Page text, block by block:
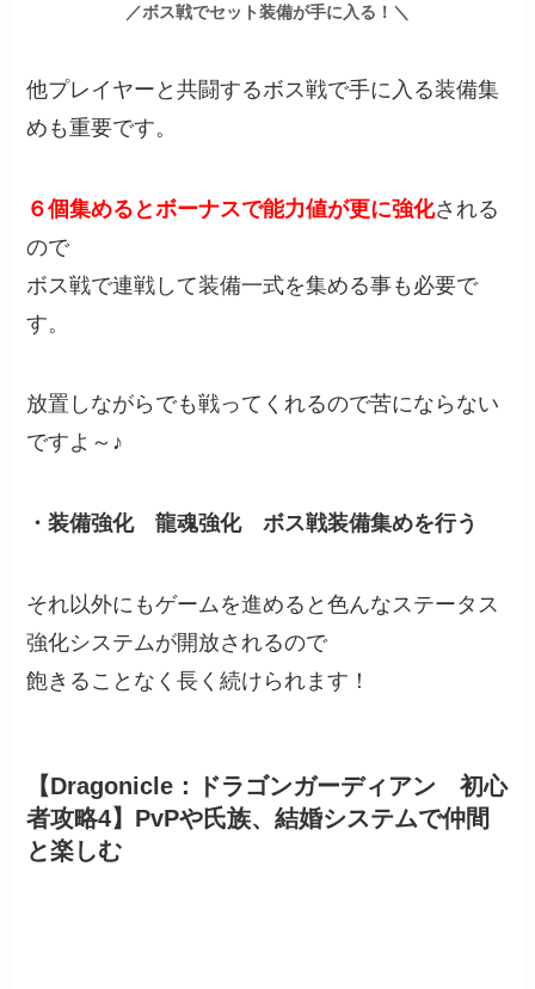
／ボス戦でセット装備が手に入る！＼
他プレイヤーと共闘するボス戦で手に入る装備集
めも重要です。
６個集めるとボーナスで能力値が更に強化される
ので
ボス戦で連戦して装備一式を集める事も必要で
す。
放置しながらでも戦ってくれるので苦にならない
ですよ～♪
・装備強化 龍魂強化 ボス戦装備集めを行う
それ以外にもゲームを進めると色んなステータス
強化システムが開放されるので
飽きることなく長く続けられます！
【Dragonicle：ドラゴンガーディアン 初心
者攻略4】PvPや氏族、結婚システムで仲間
と楽しむ